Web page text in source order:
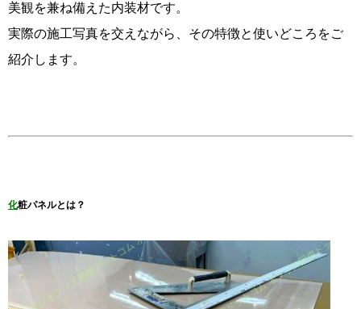
美観を兼ね備えた内装材です。
実際の施工写真を交えながら、その特徴と使いどころをご
紹介します。
化粧パネルとは？